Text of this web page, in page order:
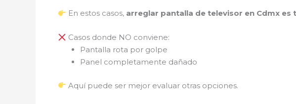
En estos casos, arreglar pantalla de televisor en Cdmx
Casos donde NO conviene:
Pantalla rota por golpe
Panel completamente dañado
Aquí puede ser mejor evaluar otras opciones.